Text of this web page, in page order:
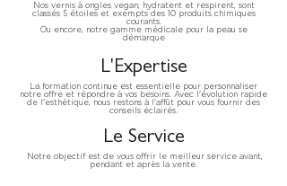
Nos vernis à ongles vegan, hydratent et respirent, sont
classés 5 étoiles et exempts des 10 produits chimiques
courants.
Ou encore, notre gamme médicale pour la peau se
démarque
L'Expertise
La formation continue est essentielle pour personnaliser
notre offre et répondre à vos besoins. Avec l'évolution rapide
de l'esthétique, nous restons à l'affût pour vous fournir des
conseils éclairés.
Le Service
Notre objectif est de vous offrir le meilleur service avant,
pendant et après la vente.